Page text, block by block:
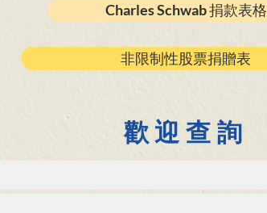
Charles Schwab 捐款表格
非限制性股票捐贈表
歡迎查詢